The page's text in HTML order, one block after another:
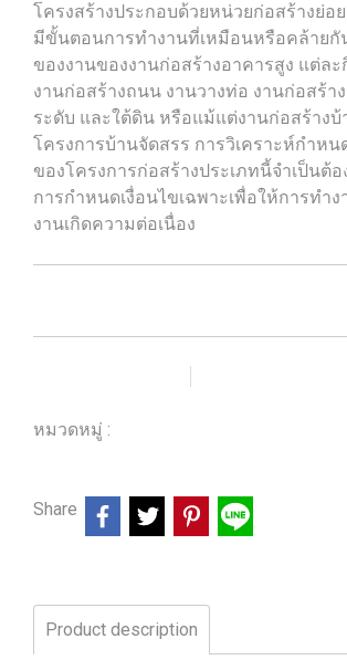
โครงสร้างประกอบด้วยหน่วยก่อสร้างย่อ
มีขั้นตอนการทำงานที่เหมือนหรือคล้ายกั
ของงานของงานก่อสร้างอาคารสูง แต่ละ
งานก่อสร้างถนน งานวางท่อ งานก่อสร้า
ระดับ และใต้ดิน หรือแม้แต่งานก่อสร้าง
โครงการบ้านจัดสรร การวิเคราะห์กำหน
ของโครงการก่อสร้างประเภทนี้จำเป็นต้
การกำหนดเงื่อนไขเฉพาะเพื่อให้การทำ
งานเกิดความต่อเนื่อง
หมวดหมู่ :
Share
Product description